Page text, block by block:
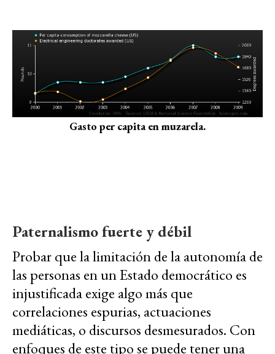
Gasto per capita en muzarela.
Paternalismo fuerte y débil
Probar que la limitación de la autonomía de
las personas en un Estado democrático es
injustificada exige algo más que
correlaciones espurias, actuaciones
mediáticas, o discursos desmesurados. Con
enfoques de este tipo se puede tener una